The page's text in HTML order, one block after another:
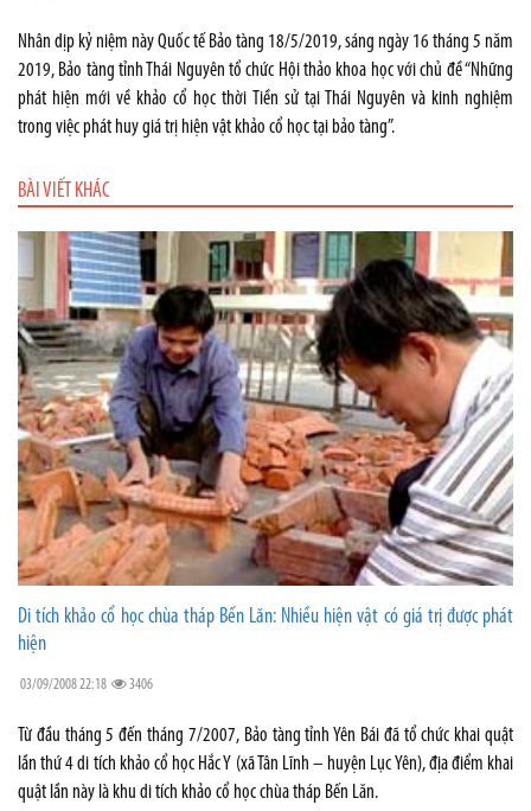
Nhân dịp kỷ niệm này Quốc tế Bảo tàng 18/5/2019, sáng ngày 16 tháng 5 năm
2019, Bảo tàng tỉnh Thái Nguyên tổ chức Hội thảo khoa học với chủ đề “Những
phát hiện mới về khảo cổ học thời Tiền sử tại Thái Nguyên và kinh nghiệm
trong việc phát huy giá trị hiện vật khảo cổ học tại bảo tàng”.
BÀI VIẾT KHÁC
Di tích khảo cổ học chùa tháp Bến Lăn: Nhiều hiện vật có giá trị được phát
hiện
03/09/2008 22:18 3406
Từ đầu tháng 5 đến tháng 7/2007, Bảo tàng tỉnh Yên Bái đã tổ chức khai quật
lần thứ 4 di tích khảo cổ học Hắc Y (xã Tân Lĩnh – huyện Lục Yên), địa điểm khai
quật lần này là khu di tích khảo cổ học chùa tháp Bến Lăn.